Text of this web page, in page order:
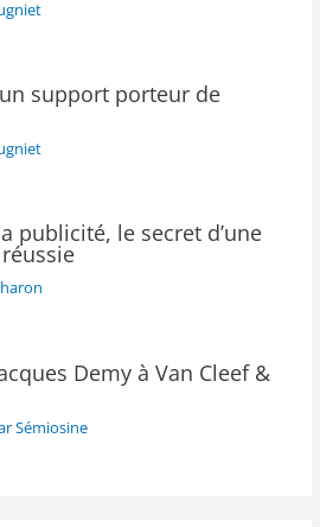
support porteur de
publicité, le secret d’une
Demy à Van Cleef &
Sémiosine